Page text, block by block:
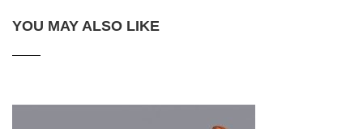
YOU MAY ALSO LIKE